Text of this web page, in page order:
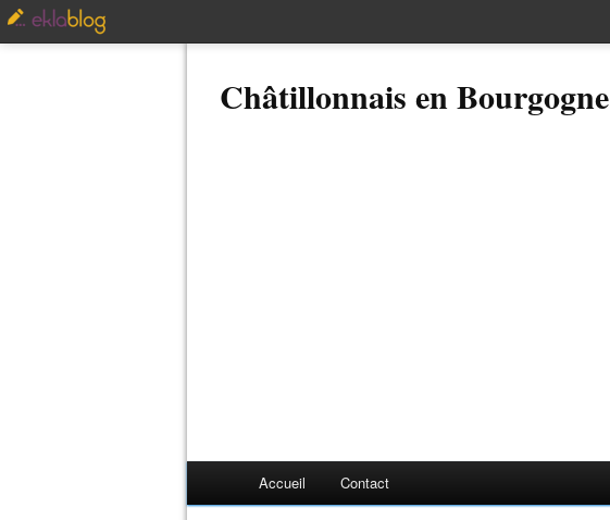
Châtillonnais en Bourgogne
Accueil Contact